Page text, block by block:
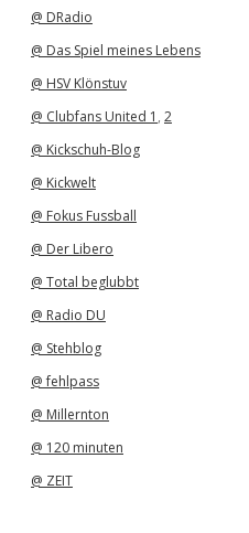
@ DRadio
@ Das Spiel meines Lebens
@ HSV Klönstuv
@ Clubfans United 1 , 2
@ Kickschuh-Blog
@ Kickwelt
@ Fokus Fussball
@ Der Libero
@ Total beglubbt
@ Radio DU
@ Stehblog
@ fehlpass
@ Millernton
@ 120 minuten
@ ZEIT